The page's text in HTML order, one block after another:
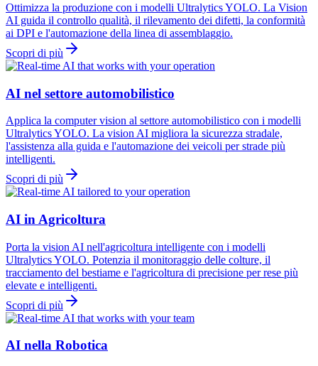
Ottimizza la produzione con i modelli Ultralytics YOLO. La Vision
AI guida il controllo qualità, il rilevamento dei difetti, la conformità
ai DPI e l'automazione della linea di assemblaggio.
Scopri di più
AI nel settore automobilistico
Applica la computer vision al settore automobilistico con i modelli
Ultralytics YOLO. La vision AI migliora la sicurezza stradale,
l'assistenza alla guida e l'automazione dei veicoli per strade più
intelligenti.
Scopri di più
AI in Agricoltura
Porta la vision AI nell'agricoltura intelligente con i modelli
Ultralytics YOLO. Potenzia il monitoraggio delle colture, il
tracciamento del bestiame e l'agricoltura di precisione per rese più
elevate e intelligenti.
Scopri di più
AI nella Robotica